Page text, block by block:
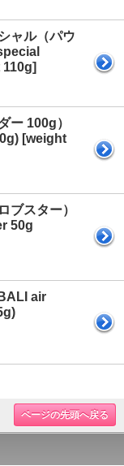
ャル（パウ
ー 100g）
[weight
ブスター）
50g
air
ページの先頭へ戻る